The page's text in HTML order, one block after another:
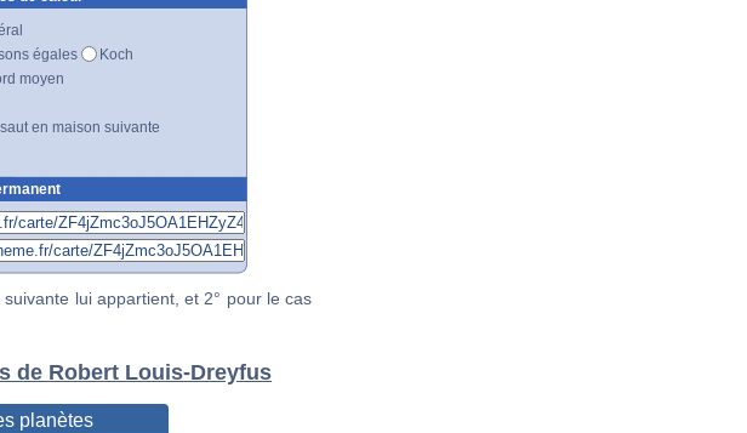
égales
Koch
moyen
en maison suivante
lui appartient, et 2° pour le cas
de Robert Louis-Dreyfus
planètes